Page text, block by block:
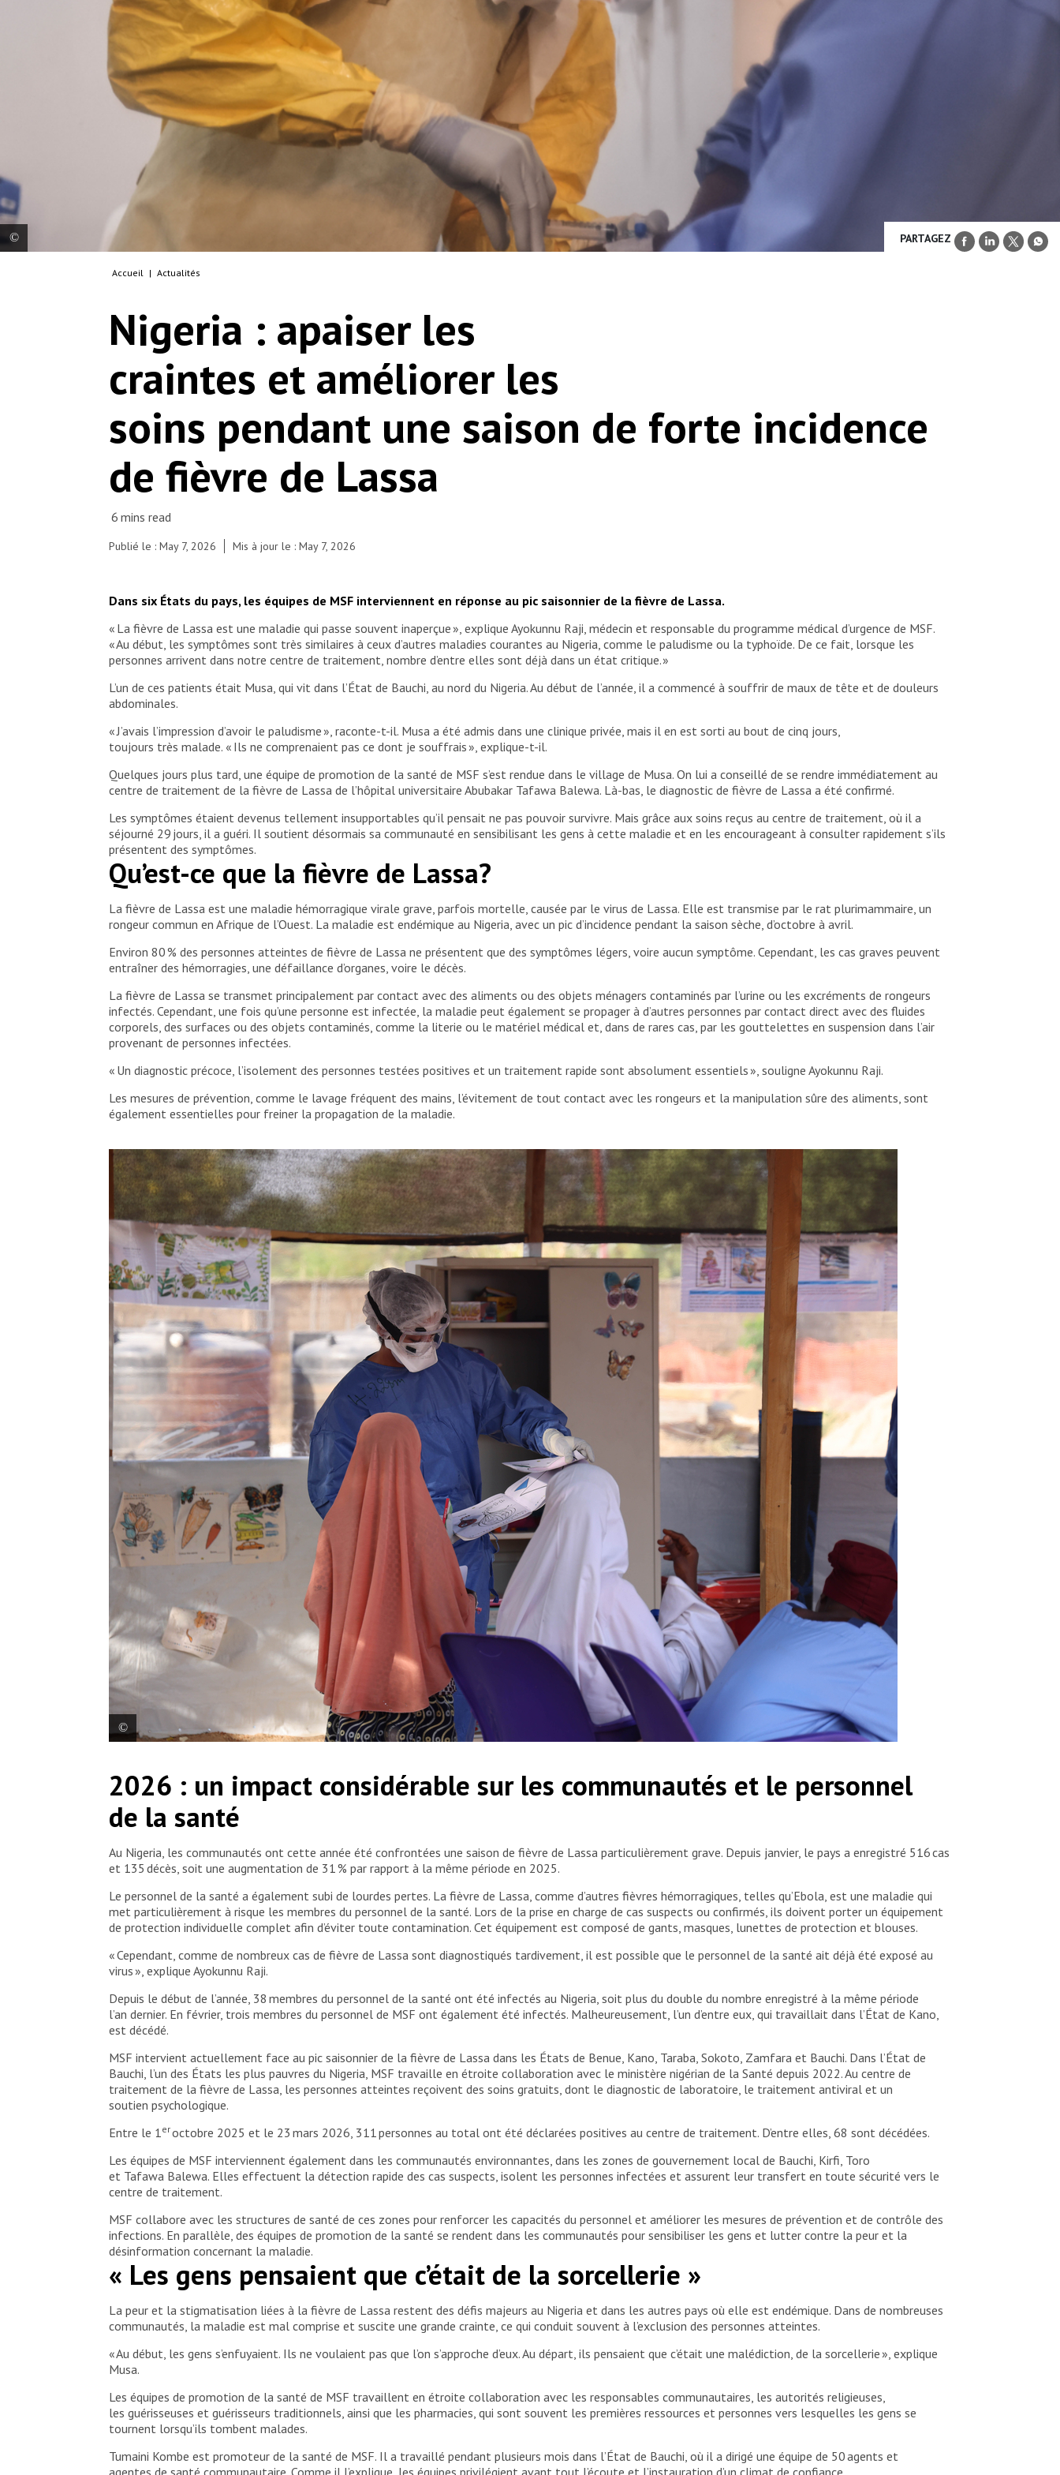
Un médecin administre un médicament à un
de Lassa. Nigeria, 2026. © Abba Adamu Musa/MSF
PARTAGEZ
Accueil | Actualités
Nigeria : apaiser les
craintes et améliorer les
soins pendant une saison de forte incidence
de fièvre de Lassa
Publié le : May 7, 2026 Mis à jour le : May 7, 2026
Dans six États du pays, les équipes de MSF interviennent en réponse au pic saisonnier de la fièvre de Lassa.
« La fièvre de Lassa est une maladie qui passe souvent inaperçue », explique Ayokunnu Raji, médecin et responsable du programme médical d’urgence de MSF.
« Au début, les symptômes sont très similaires à ceux d’autres maladies courantes au Nigeria, comme le paludisme ou la typhoïde. De ce fait, lorsque les
personnes arrivent dans notre centre de traitement, nombre d’entre elles sont déjà dans un état critique. »
L’un de ces patients était Musa, qui vit dans l’État de Bauchi, au nord du Nigeria. Au début de l’année, il a commencé à souffrir de maux de tête et de douleurs
abdominales.
« J’avais l’impression d’avoir le paludisme », raconte-t-il. Musa a été admis dans une clinique privée, mais il en est sorti au bout de cinq jours,
toujours très malade. « Ils ne comprenaient pas ce dont je souffrais », explique-t-il.
Quelques jours plus tard, une équipe de promotion de la santé de MSF s’est rendue dans le village de Musa. On lui a conseillé de se rendre immédiatement au
centre de traitement de la fièvre de Lassa de l’hôpital universitaire Abubakar Tafawa Balewa. Là-bas, le diagnostic de fièvre de Lassa a été confirmé.
Les symptômes étaient devenus tellement insupportables qu’il pensait ne pas pouvoir survivre. Mais grâce aux soins reçus au centre de traitement, où il a
séjourné 29 jours, il a guéri. Il soutient désormais sa communauté en sensibilisant les gens à cette maladie et en les encourageant à consulter rapidement s’ils
présentent des symptômes.
Qu’est-ce que la fièvre de Lassa?
La fièvre de Lassa est une maladie hémorragique virale grave, parfois mortelle, causée par le virus de Lassa. Elle est transmise par le rat plurimammaire, un
rongeur commun en Afrique de l’Ouest. La maladie est endémique au Nigeria, avec un pic d’incidence pendant la saison sèche, d’octobre à avril.
Environ 80 % des personnes atteintes de fièvre de Lassa ne présentent que des symptômes légers, voire aucun symptôme. Cependant, les cas graves peuvent
entraîner des hémorragies, une défaillance d’organes, voire le décès.
La fièvre de Lassa se transmet principalement par contact avec des aliments ou des objets ménagers contaminés par l’urine ou les excréments de rongeurs
infectés. Cependant, une fois qu’une personne est infectée, la maladie peut également se propager à d’autres personnes par contact direct avec des fluides
corporels, des surfaces ou des objets contaminés, comme la literie ou le matériel médical et, dans de rares cas, par les gouttelettes en suspension dans l’air
provenant de personnes infectées.
« Un diagnostic précoce, l’isolement des personnes testées positives et un traitement rapide sont absolument essentiels », souligne Ayokunnu Raji.
Les mesures de prévention, comme le lavage fréquent des mains, l’évitement de tout contact avec les rongeurs et la manipulation sûre des aliments, sont
également essentielles pour freiner la propagation de la maladie.
de traitement de la fièvre de Lassa soutenu par MSF. Nigeria, 2026. © Abba Adamu Musa/MSF
2026 : un impact considérable sur les communautés et le personnel
de la santé
Au Nigeria, les communautés ont cette année été confrontées une saison de fièvre de Lassa particulièrement grave. Depuis janvier, le pays a enregistré 516 cas
et 135 décès, soit une augmentation de 31 % par rapport à la même période en 2025.
Le personnel de la santé a également subi de lourdes pertes. La fièvre de Lassa, comme d’autres fièvres hémorragiques, telles qu’Ebola, est une maladie qui
met particulièrement à risque les membres du personnel de la santé. Lors de la prise en charge de cas suspects ou confirmés, ils doivent porter un équipement
de protection individuelle complet afin d’éviter toute contamination. Cet équipement est composé de gants, masques, lunettes de protection et blouses.
« Cependant, comme de nombreux cas de fièvre de Lassa sont diagnostiqués tardivement, il est possible que le personnel de la santé ait déjà été exposé au
virus », explique Ayokunnu Raji.
Depuis le début de l’année, 38 membres du personnel de la santé ont été infectés au Nigeria, soit plus du double du nombre enregistré à la même période
l’an dernier. En février, trois membres du personnel de MSF ont également été infectés. Malheureusement, l’un d’entre eux, qui travaillait dans l’État de Kano,
est décédé.
MSF intervient actuellement face au pic saisonnier de la fièvre de Lassa dans les États de Benue, Kano, Taraba, Sokoto, Zamfara et Bauchi. Dans l’État de
Bauchi, l’un des États les plus pauvres du Nigeria, MSF travaille en étroite collaboration avec le ministère nigérian de la Santé depuis 2022. Au centre de
traitement de la fièvre de Lassa, les personnes atteintes reçoivent des soins gratuits, dont le diagnostic de laboratoire, le traitement antiviral et un
soutien psychologique.
Entre le 1eroctobre 2025 et le 23 mars 2026, 311 personnes au total ont été déclarées positives au centre de traitement. D’entre elles, 68 sont décédées.
Les équipes de MSF interviennent également dans les communautés environnantes, dans les zones de gouvernement local de Bauchi, Kirfi, Toro
et Tafawa Balewa. Elles effectuent la détection rapide des cas suspects, isolent les personnes infectées et assurent leur transfert en toute sécurité vers le
centre de traitement.
MSF collabore avec les structures de santé de ces zones pour renforcer les capacités du personnel et améliorer les mesures de prévention et de contrôle des
infections. En parallèle, des équipes de promotion de la santé se rendent dans les communautés pour sensibiliser les gens et lutter contre la peur et la
désinformation concernant la maladie.
« Les gens pensaient que c’était de la sorcellerie »
La peur et la stigmatisation liées à la fièvre de Lassa restent des défis majeurs au Nigeria et dans les autres pays où elle est endémique. Dans de nombreuses
communautés, la maladie est mal comprise et suscite une grande crainte, ce qui conduit souvent à l’exclusion des personnes atteintes.
« Au début, les gens s’enfuyaient. Ils ne voulaient pas que l’on s’approche d’eux. Au départ, ils pensaient que c’était une malédiction, de la sorcellerie », explique
Musa.
Les équipes de promotion de la santé de MSF travaillent en étroite collaboration avec les responsables communautaires, les autorités religieuses,
les guérisseuses et guérisseurs traditionnels, ainsi que les pharmacies, qui sont souvent les premières ressources et personnes vers lesquelles les gens se
tournent lorsqu’ils tombent malades.
Tumaini Kombe est promoteur de la santé de MSF. Il a travaillé pendant plusieurs mois dans l’État de Bauchi, où il a dirigé une équipe de 50 agents et
agentes de santé communautaire. Comme il l’explique, les équipes privilégient avant tout l’écoute et l’instauration d’un climat de confiance.